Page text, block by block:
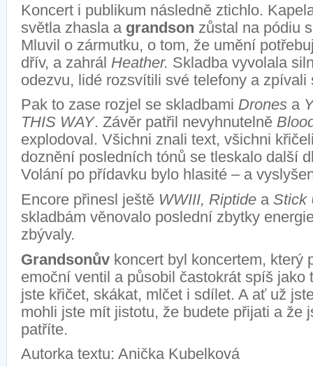
Koncert i publikum následně ztichlo.
světla zhasla a grandson zůstal na pódiu
Mluvil o zármutku, o tom, že umění
dřív, a zahrál Heather. Skladba vyvolala
odezvu, lidé rozsvítili své telefony a
Pak to zase rozjel se skladbami Drones a
THIS WAY. Závěr patřil nevyhnutelně
explodoval. Všichni znali text, všichni
doznění posledních tónů se tleskalo další
Volání po přídavku bylo hlasité – a
Encore přinesl ještě WWIII, Riptide a Stick
skladbám věnovalo poslední zbytky
zbývaly.
Grandsonův koncert byl koncertem, který
emoční ventil a působil častokrát spíš jako
jste křičet, skákat, mlčet i sdílet. A ať už
mohli jste mít jistotu, že budete přijati a že
patříte.
Autorka textu: Anička Kubelková